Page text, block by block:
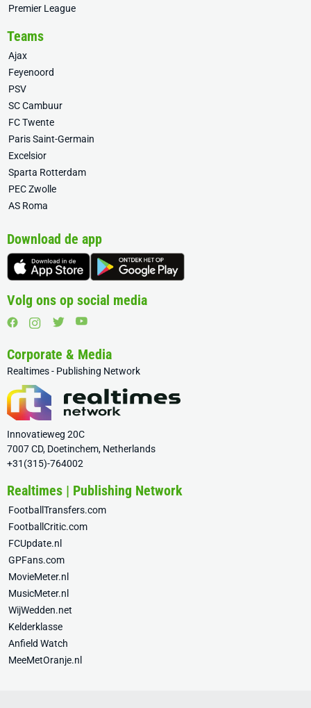
Premier League
Teams
Ajax
Feyenoord
PSV
SC Cambuur
FC Twente
Paris Saint-Germain
Excelsior
Sparta Rotterdam
PEC Zwolle
AS Roma
Download de app
Volg ons op social media
Corporate & Media
Realtimes - Publishing Network
Innovatieweg 20C
7007 CD, Doetinchem, Netherlands
+31(315)-764002
Realtimes | Publishing Network
FootballTransfers.com
FootballCritic.com
FCUpdate.nl
GPFans.com
MovieMeter.nl
MusicMeter.nl
WijWedden.net
Kelderklasse
Anfield Watch
MeeMetOranje.nl